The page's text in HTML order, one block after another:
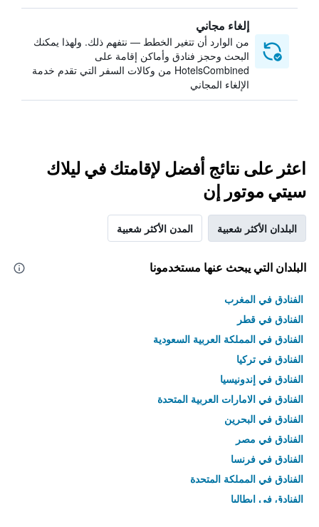
إلغاء مجاني
من الوارد أن تتغير الخطط — نتفهم ذلك. ولهذا يمكنك
البحث وحجز فنادق وأماكن إقامة على
HotelsCombined من وكالات السفر التي تقدم خدمة
الإلغاء المجاني
اعثر على نتائج أفضل لإقامتك في ليلاك
سيتي موتور إن
البلدان الأكثر شعبية المدن الأكثر شعبية
البلدان التي يبحث عنها مستخدمونا
الفنادق في المغرب
الفنادق في قطر
الفنادق في المملكة العربية السعودية
الفنادق في تركيا
الفنادق في إندونيسيا
الفنادق في الامارات العربية المتحدة
الفنادق في البحرين
الفنادق في مصر
الفنادق في فرنسا
الفنادق في المملكة المتحدة
الفنادق في إيطاليا